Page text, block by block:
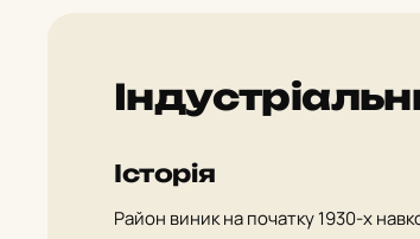
Історія
Район виник на початку 1930-х